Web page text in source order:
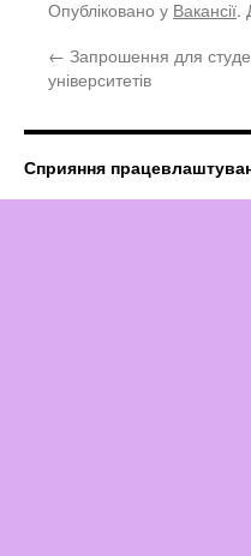
Опубліковано у Вакансії.
← Запрошення для
університетів
Сприяння